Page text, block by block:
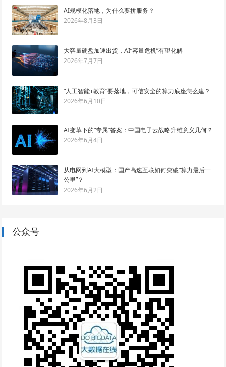
AI规模化落地，为什么要拼服务？
2026年8月3日
大容量硬盘加速出货，AI“容量危机”有望化解
2026年7月7日
“人工智能+教育”要落地，可信安全的算力底座怎么建？
2026年6月10日
AI变革下的“专属”答案：中国电子云战略升维意义几何？
2026年6月4日
从电网到AI大模型：国产高速互联如何突破“算力最后一
公里”？
2026年6月2日
公众号